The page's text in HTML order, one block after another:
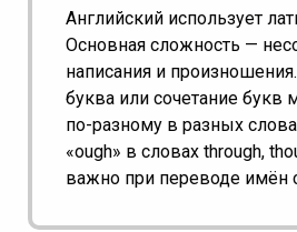
Английский использует
Основная сложность —
написания и
буква или сочетание букв
по-разному в разных
«ough» в словах through,
важно при переводе имён